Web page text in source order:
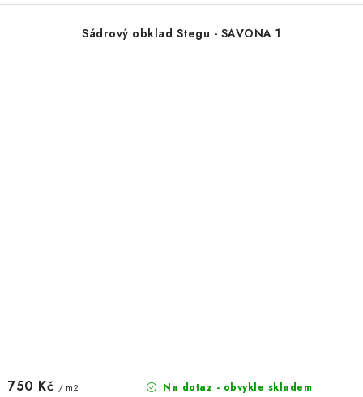
Sádrový obklad Stegu - SAVONA 1
Na dotaz - obvykle skladem
750 Kč / m2